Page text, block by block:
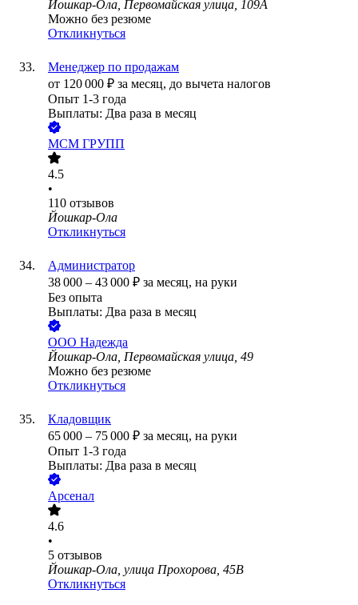
Йошкар-Ола, Первомайская улица, 109А
Можно без резюме
Откликнуться
Менеджер по продажам
от 120 000 ₽ за месяц, до вычета налогов
Опыт 1-3 года
Выплаты: Два раза в месяц
МСМ ГРУПП
4.5
•
110 отзывов
Йошкар-Ола
Откликнуться
Администратор
38 000 – 43 000 ₽ за месяц, на руки
Без опыта
Выплаты: Два раза в месяц
ООО Надежда
Йошкар-Ола, Первомайская улица, 49
Можно без резюме
Откликнуться
Кладовщик
65 000 – 75 000 ₽ за месяц, на руки
Опыт 1-3 года
Выплаты: Два раза в месяц
Арсенал
4.6
•
5 отзывов
Йошкар-Ола, улица Прохорова, 45В
Откликнуться